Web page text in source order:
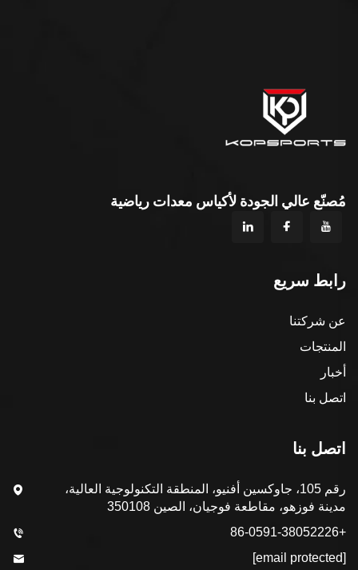
مُصنّع عالي الجودة لأكياس معدات رياضية
رابط سريع
عن شركتنا
المنتجات
أخبار
اتصل بنا
اتصل بنا
رقم 105، جاوكسين أفنيو، المنطقة التكنولوجية العالية،
مدينة فوزهو، مقاطعة فوجيان، الصين 350108
+86-0591-38052226
[email protected]